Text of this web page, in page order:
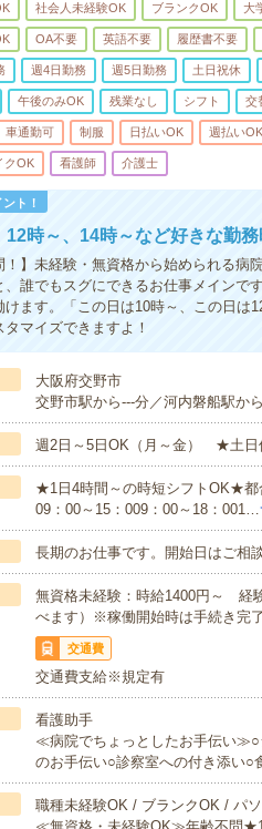
社会人未経験OK ブランクOK 大
OA不要 英語不要 履歴書不要
週4日勤務 週5日勤務 土日祝休
午後のみOK 残業なし シフト 交
車通勤可 制服 日払いOK 週払いOK
クOK 看護師 介護士
ト！
12時～、14時～など好きな勤
！】未経験・無資格から始められる
、誰でもスグにできるお仕事メインで
けます。「この日は10時～、この日は
マイズできますよ！
大阪府交野市
交野市駅から---分／河内磐船駅か
週2日～5日OK（月～金） ★土日
★1日4時間～の時短シフトOK★都
09：00～15：009：00～18：001…
長期のお仕事です。開始日はご
無資格未経験：時給1400円～ 経
べます）※稼働開始時は手続き完
交通費
交通費支給※規定有
看護助手
≪病院でちょっとしたお手伝い≫○
のお手伝い○診察室への付き添い
職種未経験OK / ブランクOK / パ